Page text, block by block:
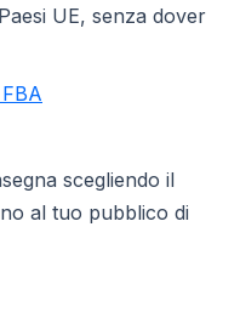
UE, senza dover
scegliendo il
al tuo pubblico di